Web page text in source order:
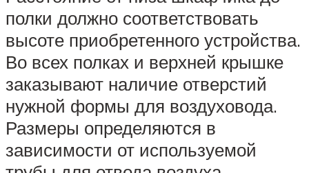
полки должно соответствовать
высоте приобретенного устройства.
Во всех полках и верхней крышке
заказывают наличие отверстий
нужной формы для воздуховода.
Размеры определяются в
зависимости от используемой